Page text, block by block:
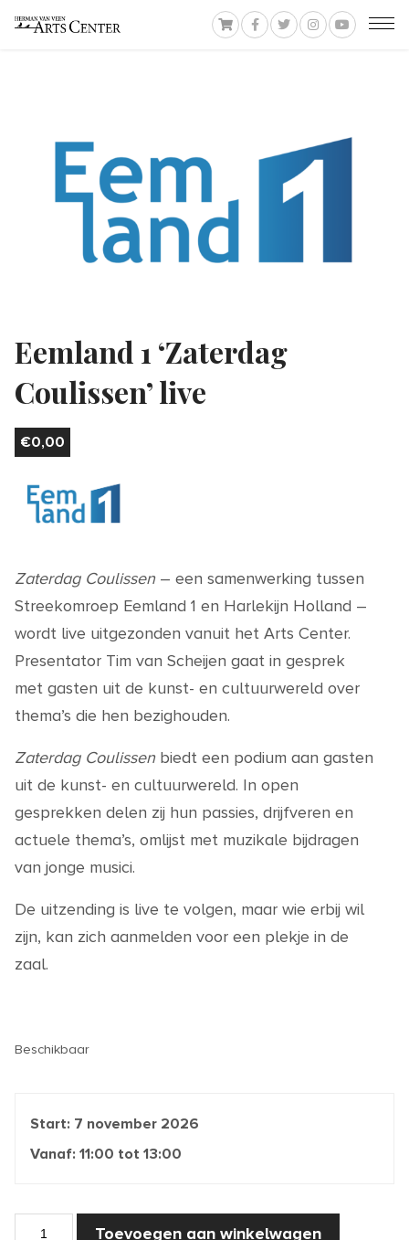
Eemland 1 ‘Zaterdag
Coulissen’ live
€0,00
Zaterdag Coulissen– een samenwerking tussen
Streekomroep Eemland 1 en Harlekijn Holland –
wordt live uitgezonden vanuit het Arts Center.
Presentator Tim van Scheijen gaat in gesprek
met gasten uit de kunst- en cultuurwereld over
thema’s die hen bezighouden.
Zaterdag Coulissen biedt een podium aan gasten
uit de kunst- en cultuurwereld. In open
gesprekken delen zij hun passies, drijfveren en
actuele thema’s, omlijst met muzikale bijdragen
van jonge musici.
De uitzending is live te volgen, maar wie erbij wil
zijn, kan zich aanmelden voor een plekje in de
zaal.
Beschikbaar
Start: 7 november 2026
Vanaf: 11:00 tot 13:00
Eemland
Toevoegen aan winkelwagen